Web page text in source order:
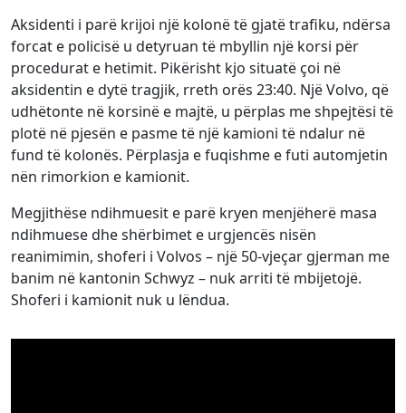
Aksidenti i parë krijoi një kolonë të gjatë trafiku, ndërsa
forcat e policisë u detyruan të mbyllin një korsi për
procedurat e hetimit. Pikërisht kjo situatë çoi në
aksidentin e dytë tragjik, rreth orës 23:40. Një Volvo, që
udhëtonte në korsinë e majtë, u përplas me shpejtësi të
plotë në pjesën e pasme të një kamioni të ndalur në
fund të kolonës. Përplasja e fuqishme e futi automjetin
nën rimorkion e kamionit.
Megjithëse ndihmuesit e parë kryen menjëherë masa
ndihmuese dhe shërbimet e urgjencës nisën
reanimimin, shoferi i Volvos – një 50-vjeçar gjerman me
banim në kantonin Schwyz – nuk arriti të mbijetojë.
Shoferi i kamionit nuk u lëndua.